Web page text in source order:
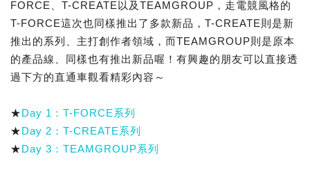
FORCE、T-CREATE以及TEAMGROUP，走電競風格的
T-FORCE這次也同樣推出了多款新品，T-CREATE則是新
推出的系列、主打創作者領域，而TEAMGROUP則是原本
的產品線、同樣也有推出新品喔！有興趣的朋友可以直接透
過下方的直通車觀看精彩內容～
★Day 1：T-FORCE系列
★Day 2：T-CREATE系列
★Day 3：TEAMGROUP系列